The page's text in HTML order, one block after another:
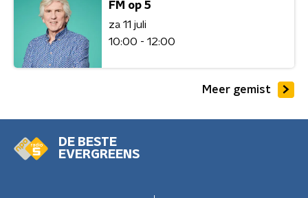
FM op 5
za 11 juli
10:00 - 12:00
Meer gemist
DE BESTE
EVERGREENS